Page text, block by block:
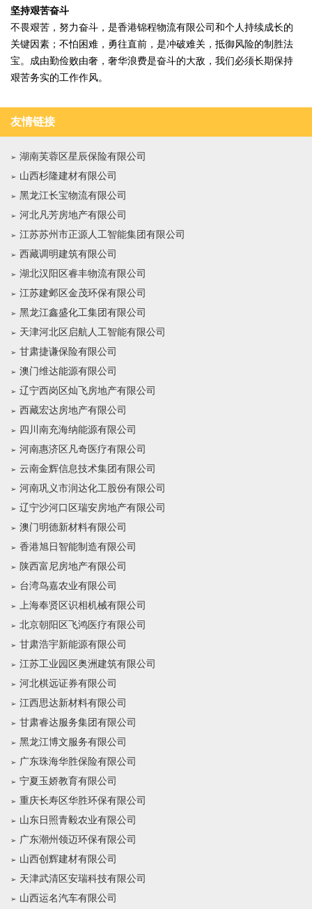
坚持艰苦奋斗
不畏艰苦，努力奋斗，是香港锦程物流有限公司和个人持续成长的
关键因素；不怕困难，勇往直前，是冲破难关，抵御风险的制胜法
宝。成由勤俭败由奢，奢华浪费是奋斗的大敌，我们必须长期保持
艰苦务实的工作作风。
友情链接
湖南芙蓉区星辰保险有限公司
山西杉隆建材有限公司
黑龙江长宝物流有限公司
河北凡芳房地产有限公司
江苏苏州市正源人工智能集团有限公司
西藏调明建筑有限公司
湖北汉阳区睿丰物流有限公司
江苏建邺区金茂环保有限公司
黑龙江鑫盛化工集团有限公司
天津河北区启航人工智能有限公司
甘肃捷谦保险有限公司
澳门维达能源有限公司
辽宁西岗区灿飞房地产有限公司
西藏宏达房地产有限公司
四川南充海纳能源有限公司
河南惠济区凡奇医疗有限公司
云南金辉信息技术集团有限公司
河南巩义市润达化工股份有限公司
辽宁沙河口区瑞安房地产有限公司
澳门明德新材料有限公司
香港旭日智能制造有限公司
陕西富尼房地产有限公司
台湾鸟嘉农业有限公司
上海奉贤区识相机械有限公司
北京朝阳区飞鸿医疗有限公司
甘肃浩宇新能源有限公司
江苏工业园区奥洲建筑有限公司
河北棋远证券有限公司
江西思达新材料有限公司
甘肃睿达服务集团有限公司
黑龙江博文服务有限公司
广东珠海华胜保险有限公司
宁夏玉娇教育有限公司
重庆长寿区华胜环保有限公司
山东日照青毅农业有限公司
广东潮州领迈环保有限公司
山西创辉建材有限公司
天津武清区安瑞科技有限公司
山西运名汽车有限公司